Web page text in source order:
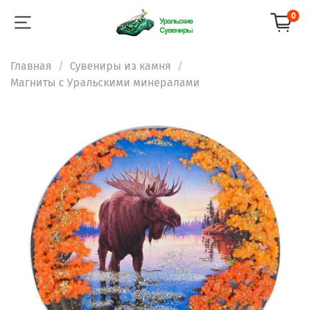
0
Главная
Сувениры из камня
Магниты с Уральскими минералами